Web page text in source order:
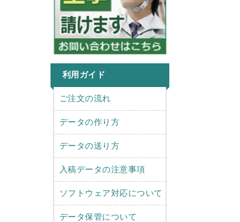
利用ガイド
r
ご注文の流れ
データの作り方
データの送り方
入稿データの注意事項
ソフトウェア対応について
データ保管について